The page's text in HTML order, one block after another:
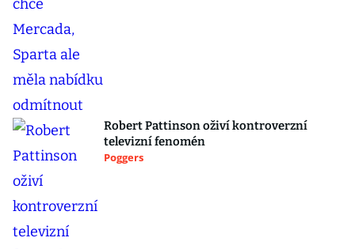
Robert Pattinson oživí kontroverzní
televizní fenomén
Poggers